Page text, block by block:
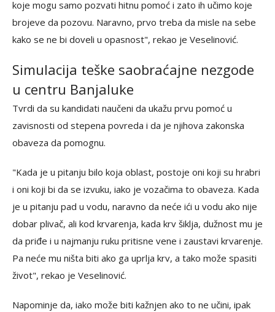
koje mogu samo pozvati hitnu pomoć i zato ih učimo koje
brojeve da pozovu. Naravno, prvo treba da misle na sebe
kako se ne bi doveli u opasnost", rekao je Veselinović.
Simulacija teške saobraćajne nezgode
u centru Banjaluke
Tvrdi da su kandidati naučeni da ukažu prvu pomoć u
zavisnosti od stepena povreda i da je njihova zakonska
obaveza da pomognu.
"Kada je u pitanju bilo koja oblast, postoje oni koji su hrabri
i oni koji bi da se izvuku, iako je vozačima to obaveza. Kada
je u pitanju pad u vodu, naravno da neće ići u vodu ako nije
dobar plivač, ali kod krvarenja, kada krv šiklja, dužnost mu je
da priđe i u najmanju ruku pritisne vene i zaustavi krvarenje.
Pa neće mu ništa biti ako ga uprlja krv, a tako može spasiti
život", rekao je Veselinović.
Napominje da, iako može biti kažnjen ako to ne učini, ipak